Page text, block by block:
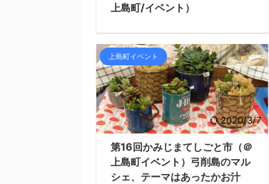
上島町/イベント）
上島町イベント
2020/3/7
第16回かみじまてしごと市（＠
上島町イベント）弓削島のマル
シェ、テーマはあったかお汁